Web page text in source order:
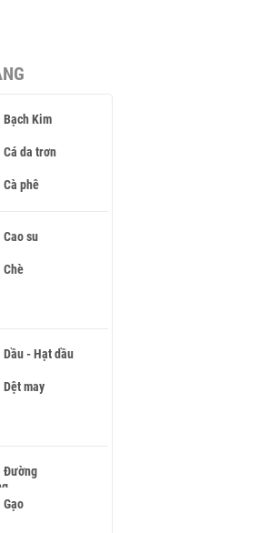
Bạch Kim
Cá da trơn
Cà phê
Cao su
Chè
Dầu - Hạt dầu
Dệt may
Đường
Gạo